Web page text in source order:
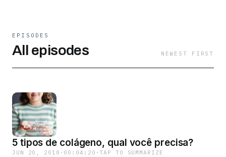
EPISODES
All episodes NEWEST FIRST
5 tipos de colágeno, qual você precisa?
JUN 20, 2018 · 00:04:20 ·TAP TO SUMMARIZE